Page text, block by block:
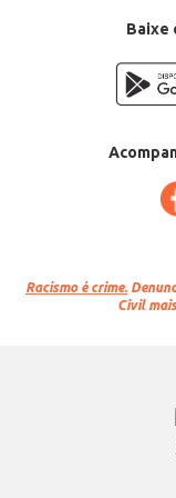
Baixe
Racismo é crime.
Civil